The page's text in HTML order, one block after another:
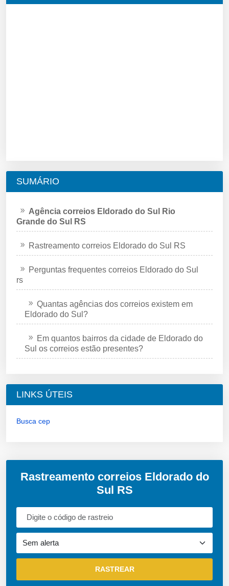
SUMÁRIO
Agência correios Eldorado do Sul Rio
Grande do Sul RS
Rastreamento correios Eldorado do Sul RS
Perguntas frequentes correios Eldorado do Sul
rs
Quantas agências dos correios existem em
Eldorado do Sul?
Em quantos bairros da cidade de Eldorado do
Sul os correios estão presentes?
LINKS ÚTEIS
Busca cep
Rastreamento correios Eldorado do
Sul RS